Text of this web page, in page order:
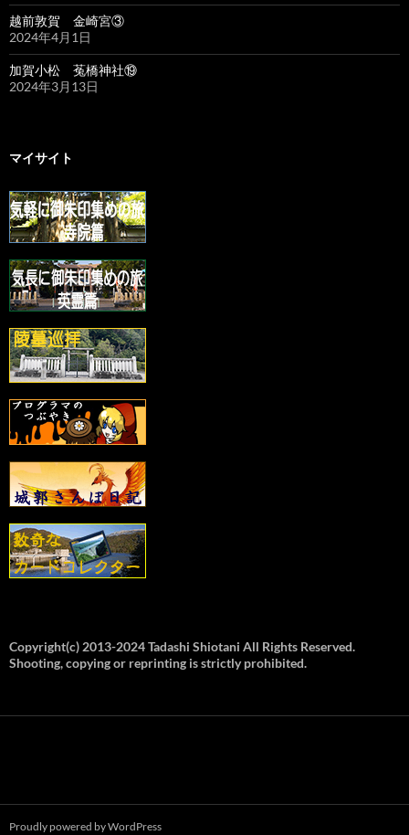
越前敦賀 金崎宮③
2024年4月1日
加賀小松 菟橋神社⑲
2024年3月13日
マイサイト
Copyright(c) 2013-2024 Tadashi Shiotani All Rights Reserved.
Shooting, copying or reprinting is strictly prohibited.
Proudly powered by WordPress